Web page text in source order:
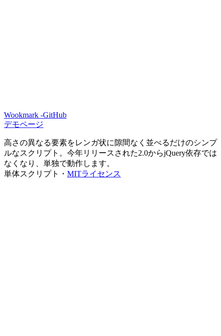
Wookmark -GitHub
デモページ
高さの異なる要素をレンガ状に隙間なく並べるだけのシンプ
ルなスクリプト。今年リリースされた2.0からjQuery依存では
なくなり、単独で動作します。
単体スクリプト・ MITライセンス